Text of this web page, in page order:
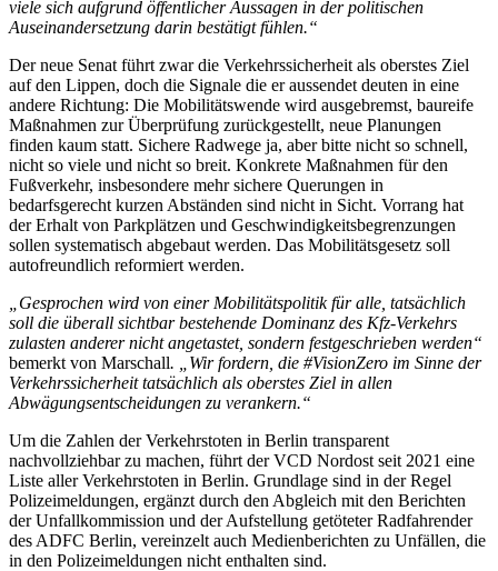
viele sich aufgrund öffentlicher Aussagen in der politischen
Auseinandersetzung darin bestätigt fühlen.“
Der neue Senat führt zwar die Verkehrssicherheit als oberstes Ziel
auf den Lippen, doch die Signale die er aussendet deuten in eine
andere Richtung: Die Mobilitätswende wird ausgebremst, baureife
Maßnahmen zur Überprüfung zurückgestellt, neue Planungen
finden kaum statt. Sichere Radwege ja, aber bitte nicht so schnell,
nicht so viele und nicht so breit. Konkrete Maßnahmen für den
Fußverkehr, insbesondere mehr sichere Querungen in
bedarfsgerecht kurzen Abständen sind nicht in Sicht. Vorrang hat
der Erhalt von Parkplätzen und Geschwindigkeitsbegrenzungen
sollen systematisch abgebaut werden. Das Mobilitätsgesetz soll
autofreundlich reformiert werden.
„Gesprochen wird von einer Mobilitätspolitik für alle, tatsächlich
soll die überall sichtbar bestehende Dominanz des Kfz-Verkehrs
zulasten anderer nicht angetastet, sondern festgeschrieben werden“
bemerkt von Marschall. „Wir fordern, die #VisionZero im Sinne der
Verkehrssicherheit tatsächlich als oberstes Ziel in allen
Abwägungsentscheidungen zu verankern.“
Um die Zahlen der Verkehrstoten in Berlin transparent
nachvollziehbar zu machen, führt der VCD Nordost seit 2021 eine
Liste aller Verkehrstoten in Berlin. Grundlage sind in der Regel
Polizeimeldungen, ergänzt durch den Abgleich mit den Berichten
der Unfallkommission und der Aufstellung getöteter Radfahrender
des ADFC Berlin, vereinzelt auch Medienberichten zu Unfällen, die
in den Polizeimeldungen nicht enthalten sind.